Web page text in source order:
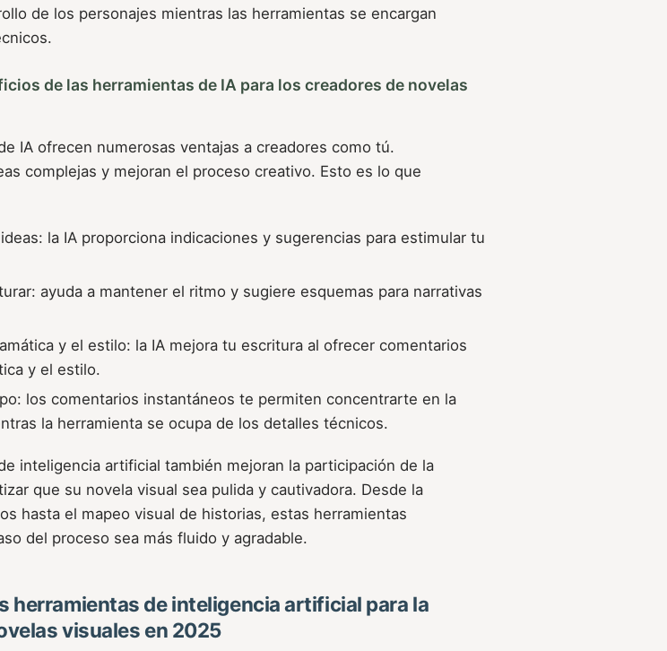
de los personajes mientras las herramientas se encargan
de las herramientas de IA para los creadores de novelas
IA ofrecen numerosas ventajas a creadores como tú.
complejas y mejoran el proceso creativo. Esto es lo que
la IA proporciona indicaciones y sugerencias para estimular tu
ayuda a mantener el ritmo y sugiere esquemas para narrativas
y el estilo: la IA mejora tu escritura al ofrecer comentarios
y el estilo.
los comentarios instantáneos te permiten concentrarte en la
la herramienta se ocupa de los detalles técnicos.
inteligencia artificial también mejoran la participación de la
que su novela visual sea pulida y cautivadora. Desde la
hasta el mapeo visual de historias, estas herramientas
del proceso sea más fluido y agradable.
herramientas de inteligencia artificial para la
visuales en 2025